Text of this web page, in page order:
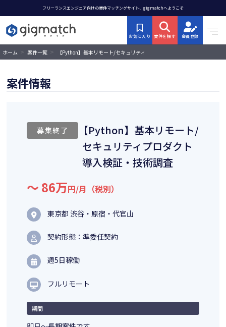
フリーランスエンジニア向けの案件マッチングサイト、gigmatchへようこそ
お気に入り 案件を探す 会員登録
ホーム > 案件一覧 >
【Python】基本リモート/セキュリティ
案件情報
募集終了
【Python】基本リモート/
セキュリティプロダクト
導入検証・技術調査
〜 86万円/月（税別）
東京都 渋谷・原宿・代官山
契約形態：準委任契約
週5日稼働
フルリモート
期間